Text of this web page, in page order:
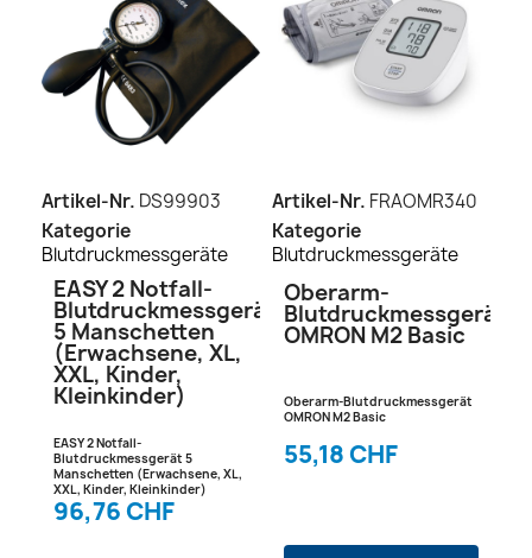
Artikel-Nr. DS99903
Kategorie
Blutdruckmessgeräte
EASY 2 Notfall-
Blutdruckmessgerät
5 Manschetten
(Erwachsene, XL,
XXL, Kinder,
Kleinkinder)
EASY 2 Notfall-
Blutdruckmessgerät 5
Manschetten (Erwachsene, XL,
XXL, Kinder, Kleinkinder)
96,76 CHF
Artikel-Nr. FRAOMR340
Kategorie
Blutdruckmessgeräte
Oberarm-
Blutdruckmessgerät
OMRON M2 Basic
Oberarm-Blutdruckmessgerät
OMRON M2 Basic
55,18 CHF